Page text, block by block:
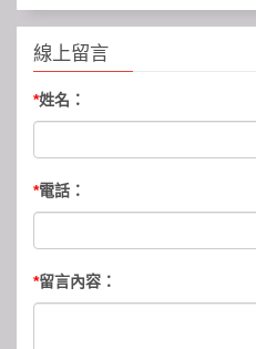
線上留言
*姓名：
*電話：
*留言內容：